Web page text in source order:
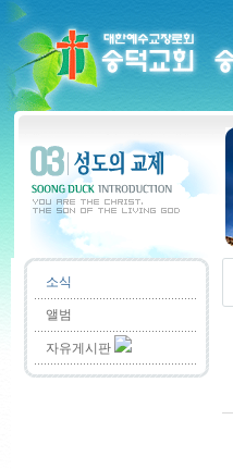
소식
앨범
자유게시판